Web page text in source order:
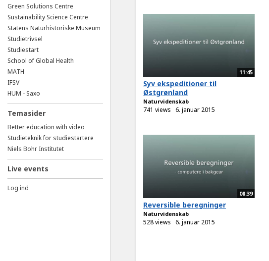
Green Solutions Centre
Sustainability Science Centre
Statens Naturhistoriske Museum
Studietrivsel
Studiestart
School of Global Health
MATH
IFSV
HUM - Saxo
Temasider
Better education with video
Studieteknik for studiestartere
Niels Bohr Institutet
Live events
Log ind
11:45
Syv ekspeditioner til
Østgrønland
Naturvidenskab
741 views 6. januar 2015
08:39
Reversible beregninger
Naturvidenskab
528 views 6. januar 2015